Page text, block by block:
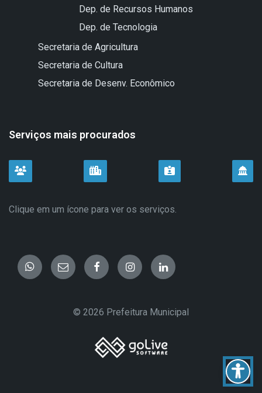
Dep. de Recursos Humanos
Dep. de Tecnologia
Secretaria de Agricultura
Secretaria de Cultura
Secretaria de Desenv. Econômico
Serviços mais procurados
CIDADÃO EMPRESAS SERVIDOR
Clique em um ícone para ver os serviços.
Fale
conosco
E- FacebookInstagramLinkedIn
© 2026 Prefeitura Municipal